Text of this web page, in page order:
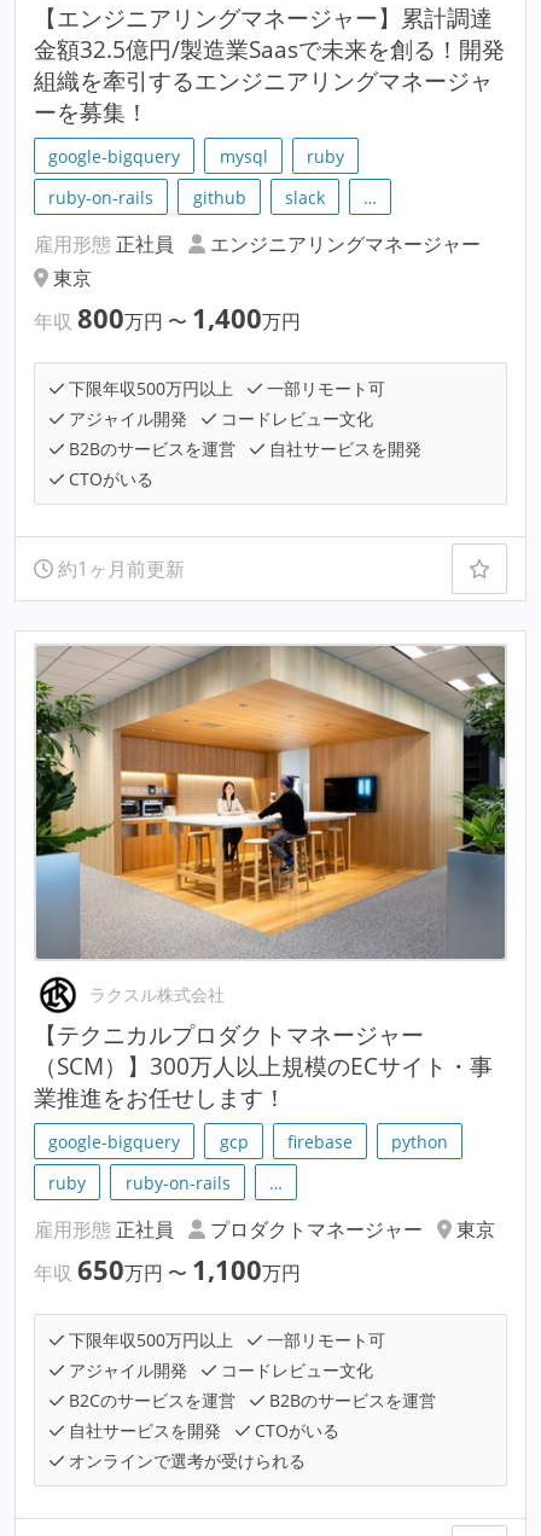
【エンジニアリングマネージャー】累計調達
金額32.5億円/製造業Saasで未来を創る！開発
組織を牽引するエンジニアリングマネージャ
ーを募集！
google-bigquery mysql
ruby
ruby-on-rails
github slack …
雇用形態 正社員
エンジニアリングマネージャー
東京
年収 800万円 〜 1,400万円
下限年収500万円以上
一部リモート可
アジャイル開発
コードレビュー文化
B2Bのサービスを運営
自社サービスを開発
CTOがいる
約1ヶ月前更新
ラクスル株式会社
【テクニカルプロダクトマネージャー
（SCM）】300万人以上規模のECサイト・事
業推進をお任せします！
google-bigquery gcp firebase
python
ruby
ruby-on-rails …
雇用形態 正社員 プロダクトマネージャー
東京
年収 650万円 〜 1,100万円
下限年収500万円以上
一部リモート可
アジャイル開発
コードレビュー文化
B2Cのサービスを運営
B2Bのサービスを運営
自社サービスを開発
CTOがいる
オンラインで選考が受けられる